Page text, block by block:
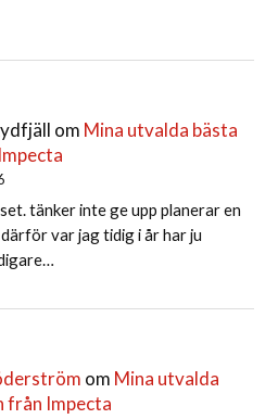
om Mina utvalda bästa
tänker inte ge upp planerar en
var jag tidig i år har ju
om Mina utvalda
från Impecta